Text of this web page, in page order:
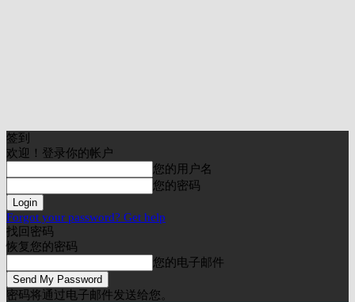
签到
欢迎！登录你的帐户
您的用户名
您的密码
Forgot your password? Get help
找回密码
恢复您的密码
您的电子邮件
密码将通过电子邮件发送给您。